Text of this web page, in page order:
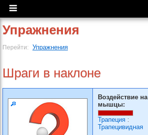
Упражнения
Перейти: Упражнения
Шраги в наклоне
Воздействие на
мышцы:
Трапеция :
Трапецивидная